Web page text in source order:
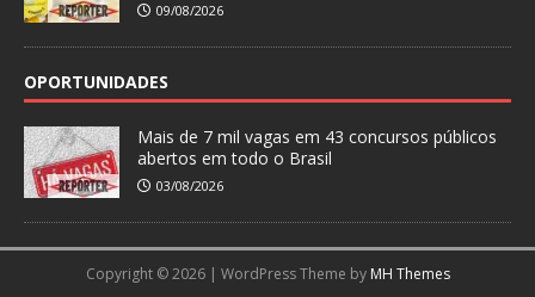
09/08/2026
OPORTUNIDADES
Mais de 7 mil vagas em 43 concursos públicos
abertos em todo o Brasil
03/08/2026
Copyright © 2026 | WordPress Theme by MH Themes